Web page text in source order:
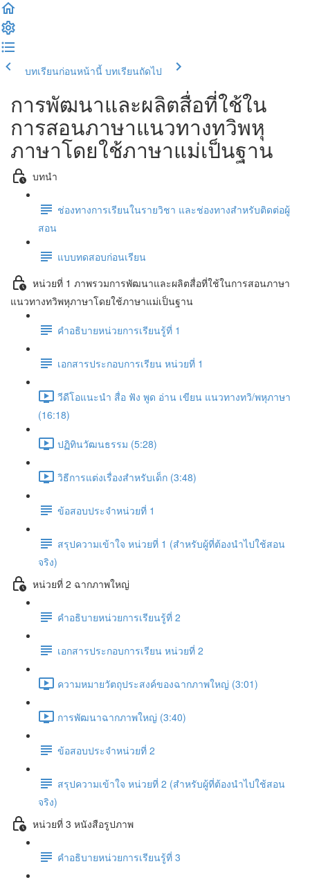
บทเรียนก่อนหน้านี้ บทเรียนถัดไป
การพัฒนาและผลิตสื่อที่ใช้ใน
การสอนภาษาแนวทางทวิพหุ
ภาษาโดยใช้ภาษาแม่เป็นฐาน
บทนำ
ช่องทางการเรียนในรายวิชา และช่องทางสำหรับติดต่อผู้
สอน
แบบทดสอบก่อนเรียน
หน่วยที่ 1 ภาพรวมการพัฒนาและผลิตสื่อที่ใช้ในการสอนภาษา
แนวทางทวิพหุภาษาโดยใช้ภาษาแม่เป็นฐาน
คำอธิบายหน่วยการเรียนรู้ที่ 1
เอกสารประกอบการเรียน หน่วยที่ 1
วีดีโอแนะนำ สื่อ ฟัง พูด อ่าน เขียน แนวทางทวิ/พหุภาษา
(16:18)
ปฏิทินวัฒนธรรม (5:28)
วิธีการแต่งเรื่องสำหรับเด็ก (3:48)
ข้อสอบประจำหน่วยที่ 1
สรุปความเข้าใจ หน่วยที่ 1 (สำหรับผู้ที่ต้องนำไปใช้สอน
จริง)
หน่วยที่ 2 ฉากภาพใหญ่
คำอธิบายหน่วยการเรียนรู้ที่ 2
เอกสารประกอบการเรียน หน่วยที่ 2
ความหมายวัตถุประสงค์ของฉากภาพใหญ่ (3:01)
การพัฒนาฉากภาพใหญ่ (3:40)
ข้อสอบประจำหน่วยที่ 2
สรุปความเข้าใจ หน่วยที่ 2 (สำหรับผู้ที่ต้องนำไปใช้สอน
จริง)
หน่วยที่ 3 หนังสือรูปภาพ
คำอธิบายหน่วยการเรียนรู้ที่ 3